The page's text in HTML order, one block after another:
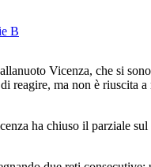
B
Vicenza, che si
ma non è riuscita
ha chiuso il parziale